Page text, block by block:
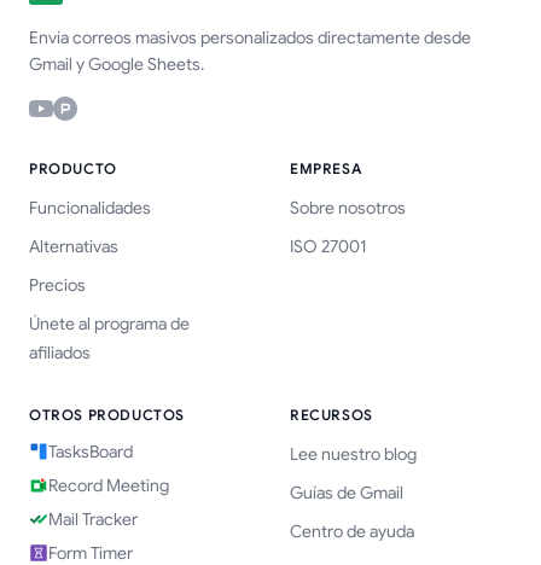
Envía correos masivos personalizados directamente desde
Gmail y Google Sheets.
PRODUCTO
Funcionalidades
Alternativas
Precios
Únete al programa de
afiliados
EMPRESA
Sobre nosotros
ISO 27001
OTROS PRODUCTOS
TasksBoard
Record Meeting
Mail Tracker
Form Timer
RECURSOS
Lee nuestro blog
Guías de Gmail
Centro de ayuda